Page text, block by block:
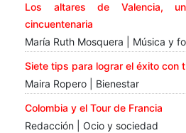
Los altares de Valencia,
cincuentenaria
María Ruth Mosquera | Música y
Siete tips para lograr el éxito con
Maira Ropero | Bienestar
Colombia y el Tour de Francia
Redacción | Ocio y sociedad